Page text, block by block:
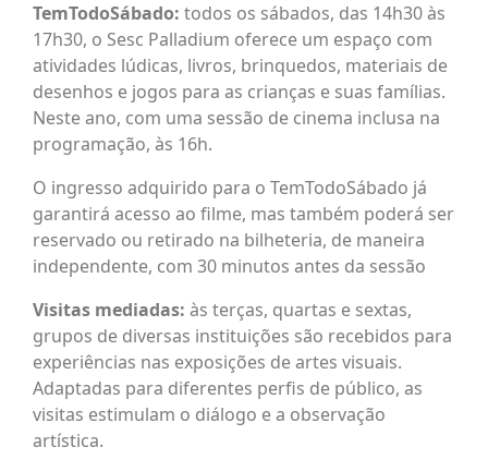
TemTodoSábado: todos os sábados, das 14h30 às
17h30, o Sesc Palladium oferece um espaço com
atividades lúdicas, livros, brinquedos, materiais de
desenhos e jogos para as crianças e suas famílias.
Neste ano, com uma sessão de cinema inclusa na
programação, às 16h.
O ingresso adquirido para o TemTodoSábado já
garantirá acesso ao filme, mas também poderá ser
reservado ou retirado na bilheteria, de maneira
independente, com 30 minutos antes da sessão
Visitas mediadas: às terças, quartas e sextas,
grupos de diversas instituições são recebidos para
experiências nas exposições de artes visuais.
Adaptadas para diferentes perfis de público, as
visitas estimulam o diálogo e a observação
artística.